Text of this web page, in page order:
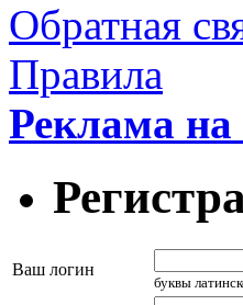
Обратная
Правила
Реклама на
Ваш логин
буквы